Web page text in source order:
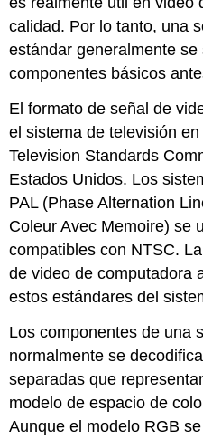
calidad. Por lo tanto, una
estándar generalmente
componentes básicos
El formato de señal de
el sistema de televisión
Television Standards
Estados Unidos. Los
PAL (Phase Alternation
Coleur Avec Memoire) se
compatibles con NTSC.
de video de computadora
estos estándares del
Los componentes de una
normalmente se
separadas que
modelo de espacio de
Aunque el modelo RGB